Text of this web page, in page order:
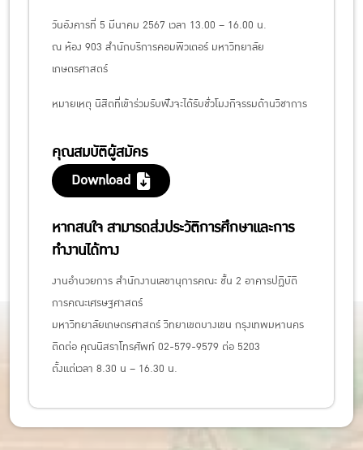
วันอังคารที่ 5 มีนาคม 2567 เวลา 13.00 – 16.00 น.
ณ ห้อง 903 สำนักบริการคอมพิวเตอร์ มหาวิทยาลัย
เกษตรศาสตร์
หมายเหตุ นิสิตที่เข้าร่วมรับฟังจะได้รับชั่วโมงกิจรรมด้านวิชาการ
คุณสมบัติผู้สมัคร
Download
หากสนใจ สามารถส่งประวัติการศึกษาและการ
ทำงานได้ทาง
งานอำนวยการ สำนักงานเลขานุการคณะ ชั้น 2 อาคารปฏิบัติ
การคณะเศรษฐศาสตร์
มหาวิทยาลัยเกษตรศาสตร์ วิทยาเขตบางเขน กรุงเทพมหานคร
ติดต่อ คุณนิสราโทรศัพท์ 02-579-9579 ต่อ 5203
ตั้งแต่เวลา 8.30 น – 16.30 น.